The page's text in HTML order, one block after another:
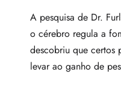
A pesquisa de Dr.
o cérebro regula a
descobriu que certos
levar ao ganho de